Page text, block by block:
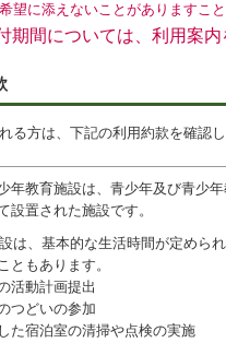
望に添えないことがありますこ
期間については、利用案内
る方は、下記の利用約款を確認
年教育施設は、青少年及び青少
設置された施設です。
は、基本的な生活時間が定めら
ともあります。
活動計画提出
つどいの参加
た宿泊室の清掃や点検の実施